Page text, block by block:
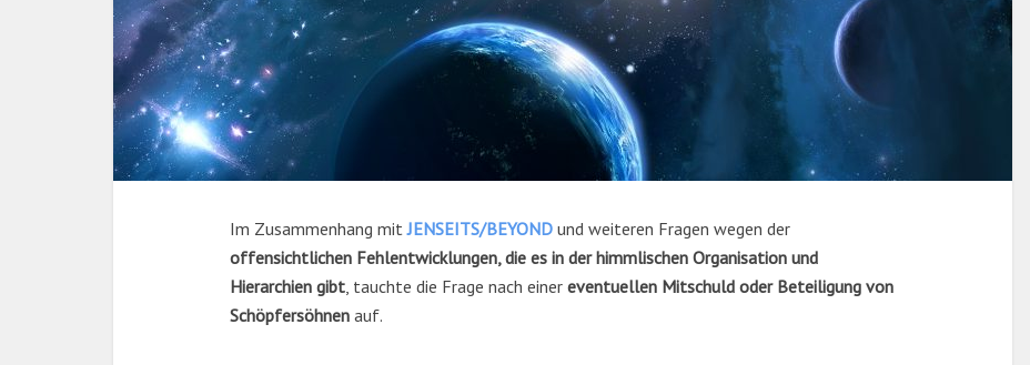
Im Zusammenhang mitJENSEITS/BEYOND und weiteren Fragen wegen der
offensichtlichen Fehlentwicklungen, die es in der himmlischen Organisation und
Hierarchien gibt, tauchte die Frage nach einer eventuellen Mitschuld oder Beteiligung von
Schöpfersöhnen auf.